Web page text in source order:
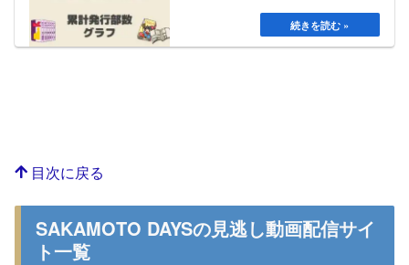
目次に戻る
SAKAMOTO DAYSの見逃し動画配信サイ
ト一覧